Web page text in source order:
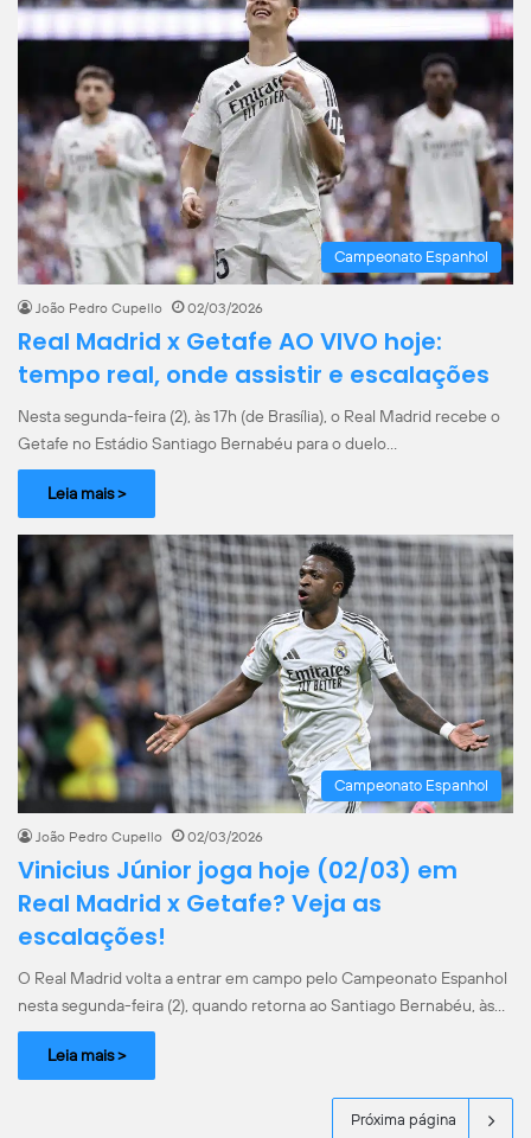
Campeonato Espanhol
João Pedro Cupello 02/03/2026
Real Madrid x Getafe AO VIVO hoje:
tempo real, onde assistir e escalações
Nesta segunda-feira (2), às 17h (de Brasília), o Real Madrid recebe o
Getafe no Estádio Santiago Bernabéu para o duelo…
Leia mais >
Campeonato Espanhol
João Pedro Cupello 02/03/2026
Vinicius Júnior joga hoje (02/03) em
Real Madrid x Getafe? Veja as
escalações!
O Real Madrid volta a entrar em campo pelo Campeonato Espanhol
nesta segunda-feira (2), quando retorna ao Santiago Bernabéu, às…
Leia mais >
Próxima página